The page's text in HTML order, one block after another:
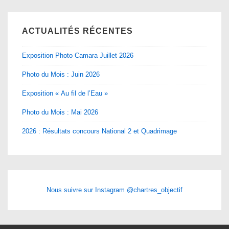
ACTUALITÉS RÉCENTES
Exposition Photo Camara Juillet 2026
Photo du Mois : Juin 2026
Exposition « Au fil de l’Eau »
Photo du Mois : Mai 2026
2026 : Résultats concours National 2 et Quadrimage
Nous suivre sur Instagram @chartres_objectif